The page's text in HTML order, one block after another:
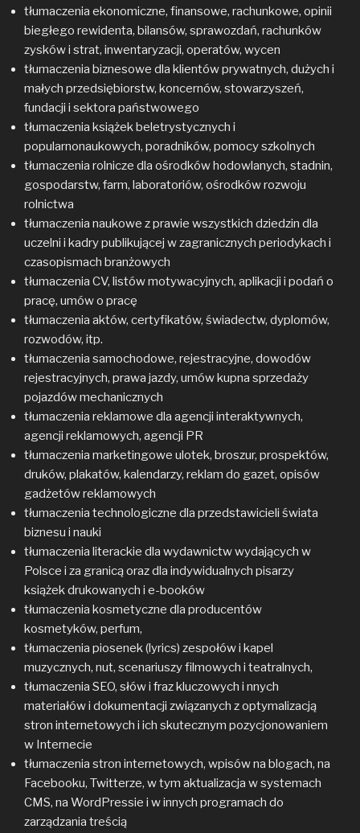
tłumaczenia ekonomiczne, finansowe, rachunkowe, opinii
biegłego rewidenta, bilansów, sprawozdań, rachunków
zysków i strat, inwentaryzacji, operatów, wycen
tłumaczenia biznesowe dla klientów prywatnych, dużych i
małych przedsiębiorstw, koncernów, stowarzyszeń,
fundacji i sektora państwowego
tłumaczenia książek beletrystycznych i
popularnonaukowych, poradników, pomocy szkolnych
tłumaczenia rolnicze dla ośrodków hodowlanych, stadnin,
gospodarstw, farm, laboratoriów, ośrodków rozwoju
rolnictwa
tłumaczenia naukowe z prawie wszystkich dziedzin dla
uczelni i kadry publikującej w zagranicznych periodykach i
czasopismach branżowych
tłumaczenia CV, listów motywacyjnych, aplikacji i podań o
pracę, umów o pracę
tłumaczenia aktów, certyfikatów, świadectw, dyplomów,
rozwodów, itp.
tłumaczenia samochodowe, rejestracyjne, dowodów
rejestracyjnych, prawa jazdy, umów kupna sprzedaży
pojazdów mechanicznych
tłumaczenia reklamowe dla agencji interaktywnych,
agencji reklamowych, agencji PR
tłumaczenia marketingowe ulotek, broszur, prospektów,
druków, plakatów, kalendarzy, reklam do gazet, opisów
gadżetów reklamowych
tłumaczenia technologiczne dla przedstawicieli świata
biznesu i nauki
tłumaczenia literackie dla wydawnictw wydających w
Polsce i za granicą oraz dla indywidualnych pisarzy
książek drukowanych i e-booków
tłumaczenia kosmetyczne dla producentów
kosmetyków, perfum,
tłumaczenia piosenek (lyrics) zespołów i kapel
muzycznych, nut, scenariuszy filmowych i teatralnych,
tłumaczenia SEO, słów i fraz kluczowych i nnych
materiałów i dokumentacji związanych z optymalizacją
stron internetowych i ich skutecznym pozycjonowaniem
w Internecie
tłumaczenia stron internetowych, wpisów na blogach, na
Facebooku, Twitterze, w tym aktualizacja w systemach
CMS, na WordPressie i w innych programach do
zarządzania treścią